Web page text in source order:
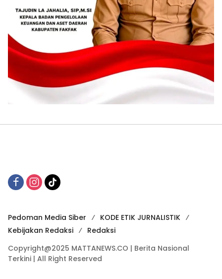
Pedoman Media Siber
KODE ETIK JURNALISTIK
Kebijakan Redaksi
Redaksi
Copyright@2025 MATTANEWS.CO | Berita Nasional
Terkini | All Right Reserved